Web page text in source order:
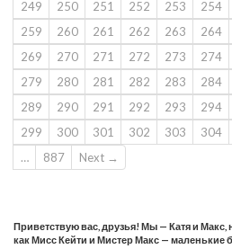
249
250 251 252 253 254
259
260 261 262 263 264
269
270 271 272 273 274
279
280 281 282 283 284
289
290 291 292 293 294
299
300 301 302 303 304
…
887 Next →
Приветствую вас, друзья! Мы — Катя и Макс,
как Мисс Кейти и Мистер Макс — маленькие